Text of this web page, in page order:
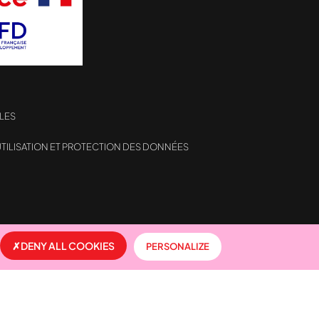
avec les réglementations. Personnalisez vos
ET PROTECTION DES DONNÉES
DENY ALL COOKIES PERSONALIZE